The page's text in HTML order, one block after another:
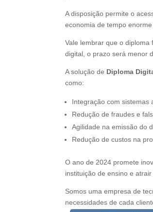
A disposição permite o
economia de tempo
Vale lembrar que o
digital, o prazo será menor
A solução de Diploma
como:
Integração com sistemas
Redução de fraudes e
Agilidade na emissão do
Redução de custos na
O ano de 2024 promete
instituição de ensino e
Somos uma empresa de
necessidades de cada